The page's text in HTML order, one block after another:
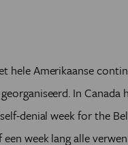
hele Amerikaanse
In Canada
denial week for the
een week lang alle